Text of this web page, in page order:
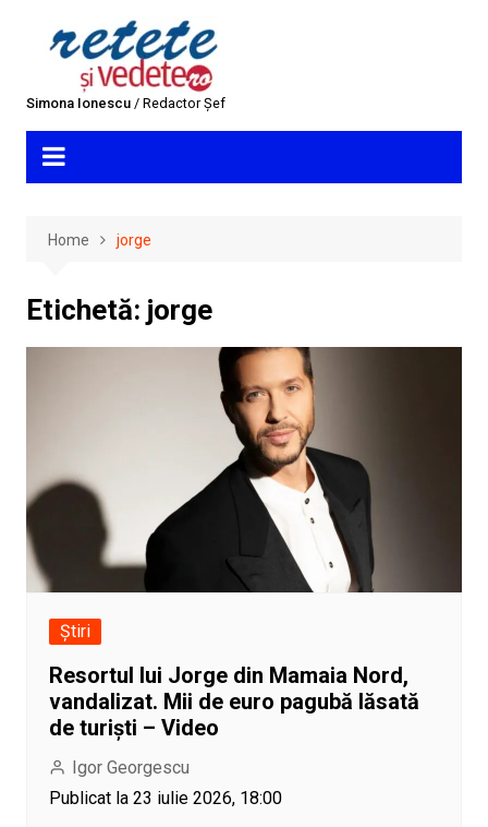
Simona Ionescu/ Redactor Șef
Home jorge
Etichetă: jorge
Știri
Resortul lui Jorge din Mamaia Nord,
vandalizat. Mii de euro pagubă lăsată
de turiști – Video
Igor Georgescu
Publicat la 23 iulie 2026, 18:00